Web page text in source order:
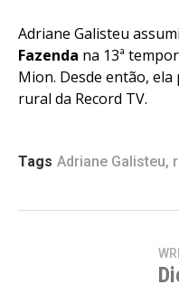
Adriane Galisteu
Fazenda na 13ª
Mion. Desde então,
rural da Record TV.
Tags Adriane Galisteu,